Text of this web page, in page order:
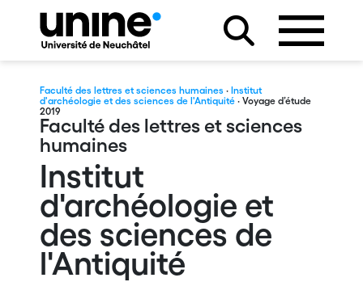
Faculté des lettres et sciences humaines · Institut
d'archéologie et des sciences de l'Antiquité· Voyage d’étude
2019
Faculté des lettres et sciences
humaines
Institut
d'archéologie et
des sciences de
l'Antiquité